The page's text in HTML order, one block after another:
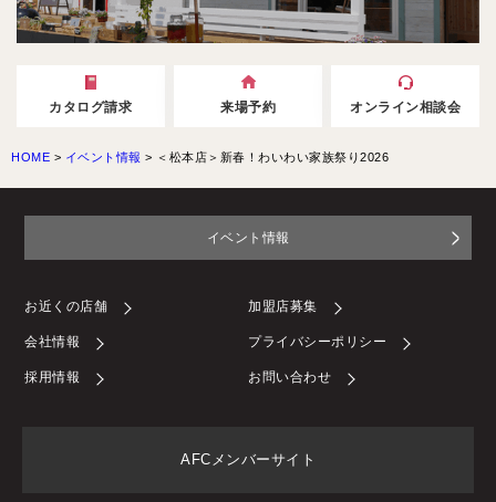
カタログ請求 来場予約 オンライン相談会
HOME > イベント情報 > ＜松本店＞新春！わいわい家族祭り2026
イベント情報
お近くの店舗 加盟店募集
会社情報 プライバシーポリシー
採用情報 お問い合わせ
AFCメンバーサイト